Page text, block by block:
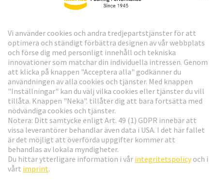
HARTING:s nyhetsbrev
Gå till registrering
Social Media
Sverige